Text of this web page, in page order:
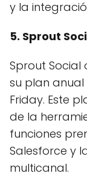
y la
5. Sprout
Sprout Social
su plan anual
Friday. Este
de la
funciones
Salesforce y
multicanal.